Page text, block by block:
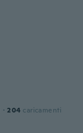
· 204 caricamenti